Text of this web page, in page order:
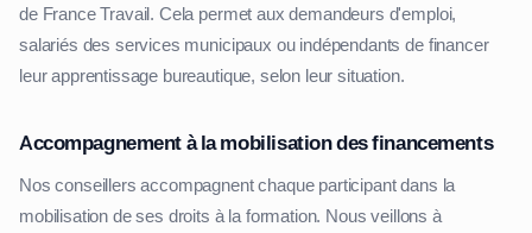
de France Travail. Cela permet aux demandeurs d'emploi,
salariés des services municipaux ou indépendants de financer
leur apprentissage bureautique, selon leur situation.
Accompagnement à la mobilisation des financements
Nos conseillers accompagnent chaque participant dans la
mobilisation de ses droits à la formation. Nous veillons à